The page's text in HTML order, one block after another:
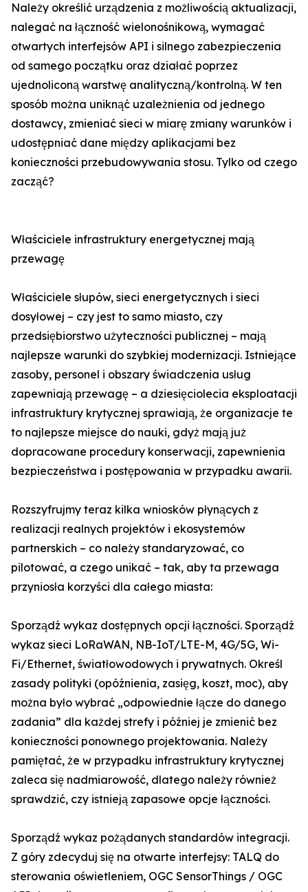
Należy określić urządzenia z możliwością aktualizacji,
nalegać na łączność wielonośnikową, wymagać
otwartych interfejsów API i silnego zabezpieczenia
od samego początku oraz działać poprzez
ujednoliconą warstwę analityczną/kontrolną. W ten
sposób można uniknąć uzależnienia od jednego
dostawcy, zmieniać sieci w miarę zmiany warunków i
udostępniać dane między aplikacjami bez
konieczności przebudowywania stosu. Tylko od czego
zacząć?
Właściciele infrastruktury energetycznej mają
przewagę
Właściciele słupów, sieci energetycznych i sieci
dosyłowej – czy jest to samo miasto, czy
przedsiębiorstwo użyteczności publicznej – mają
najlepsze warunki do szybkiej modernizacji. Istniejące
zasoby, personel i obszary świadczenia usług
zapewniają przewagę – a dziesięciolecia eksploatacji
infrastruktury krytycznej sprawiają, że organizacje te
to najlepsze miejsce do nauki, gdyż mają już
dopracowane procedury konserwacji, zapewnienia
bezpieczeństwa i postępowania w przypadku awarii.
Rozszyfrujmy teraz kilka wniosków płynących z
realizacji realnych projektów i ekosystemów
partnerskich – co należy standaryzować, co
pilotować, a czego unikać – tak, aby ta przewaga
przyniosła korzyści dla całego miasta:
Sporządź wykaz dostępnych opcji łączności. Sporządź
wykaz sieci LoRaWAN, NB-IoT/LTE-M, 4G/5G, Wi-
Fi/Ethernet, światłowodowych i prywatnych. Określ
zasady polityki (opóźnienia, zasięg, koszt, moc), aby
można było wybrać „odpowiednie łącze do danego
zadania” dla każdej strefy i później je zmienić bez
konieczności ponownego projektowania. Należy
pamiętać, że w przypadku infrastruktury krytycznej
zaleca się nadmiarowość, dlatego należy również
sprawdzić, czy istnieją zapasowe opcje łączności.
Sporządź wykaz pożądanych standardów integracji.
Z góry zdecyduj się na otwarte interfejsy: TALQ do
sterowania oświetleniem, OGC SensorThings / OGC